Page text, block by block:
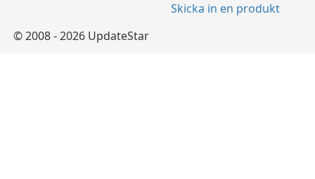
Skicka in en produkt
© 2008 - 2026 UpdateStar